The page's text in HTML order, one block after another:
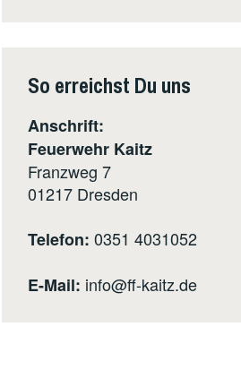
So erreichst Du uns
Anschrift:
Feuerwehr Kaitz
Franzweg 7
01217 Dresden
Telefon: 0351 4031052
E-Mail: info@ff-kaitz.de